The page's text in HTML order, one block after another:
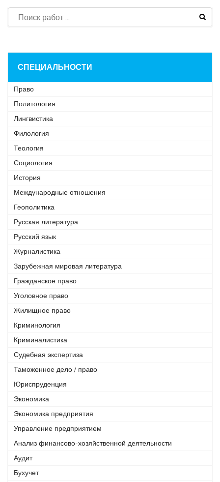
СПЕЦИАЛЬНОСТИ
Право
Политология
Лингвистика
Филология
Теология
Социология
История
Международные отношения
Геополитика
Русская литература
Русский язык
Журналистика
Зарубежная мировая литература
Гражданское право
Уголовное право
Жилищное право
Криминология
Криминалистика
Судебная экспертиза
Таможенное дело / право
Юриспруденция
Экономика
Экономика предприятия
Управление предприятием
Анализ финансово-хозяйственной деятельности
Аудит
Бухучет